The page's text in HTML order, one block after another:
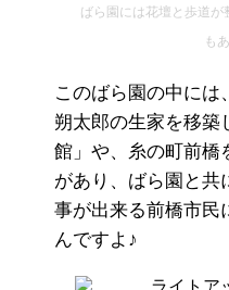
ばら園には花壇と歩道
も
このばら園の中には
朔太郎の生家を移築
館」や、糸の町前橋
があり、ばら園と共
事が出来る前橋市民
んですよ♪